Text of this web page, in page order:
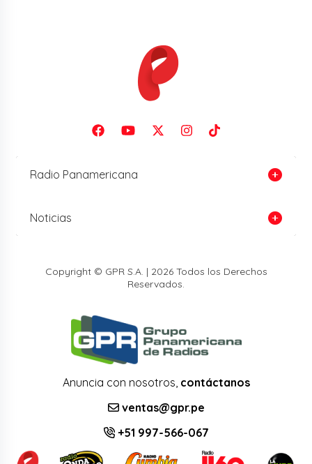
Radio Panamericana
Noticias
Copyright © GPR S.A. | 2026 Todos los Derechos
Reservados.
Anuncia con nosotros, contáctanos
ventas@gpr.pe
+51 997-566-067